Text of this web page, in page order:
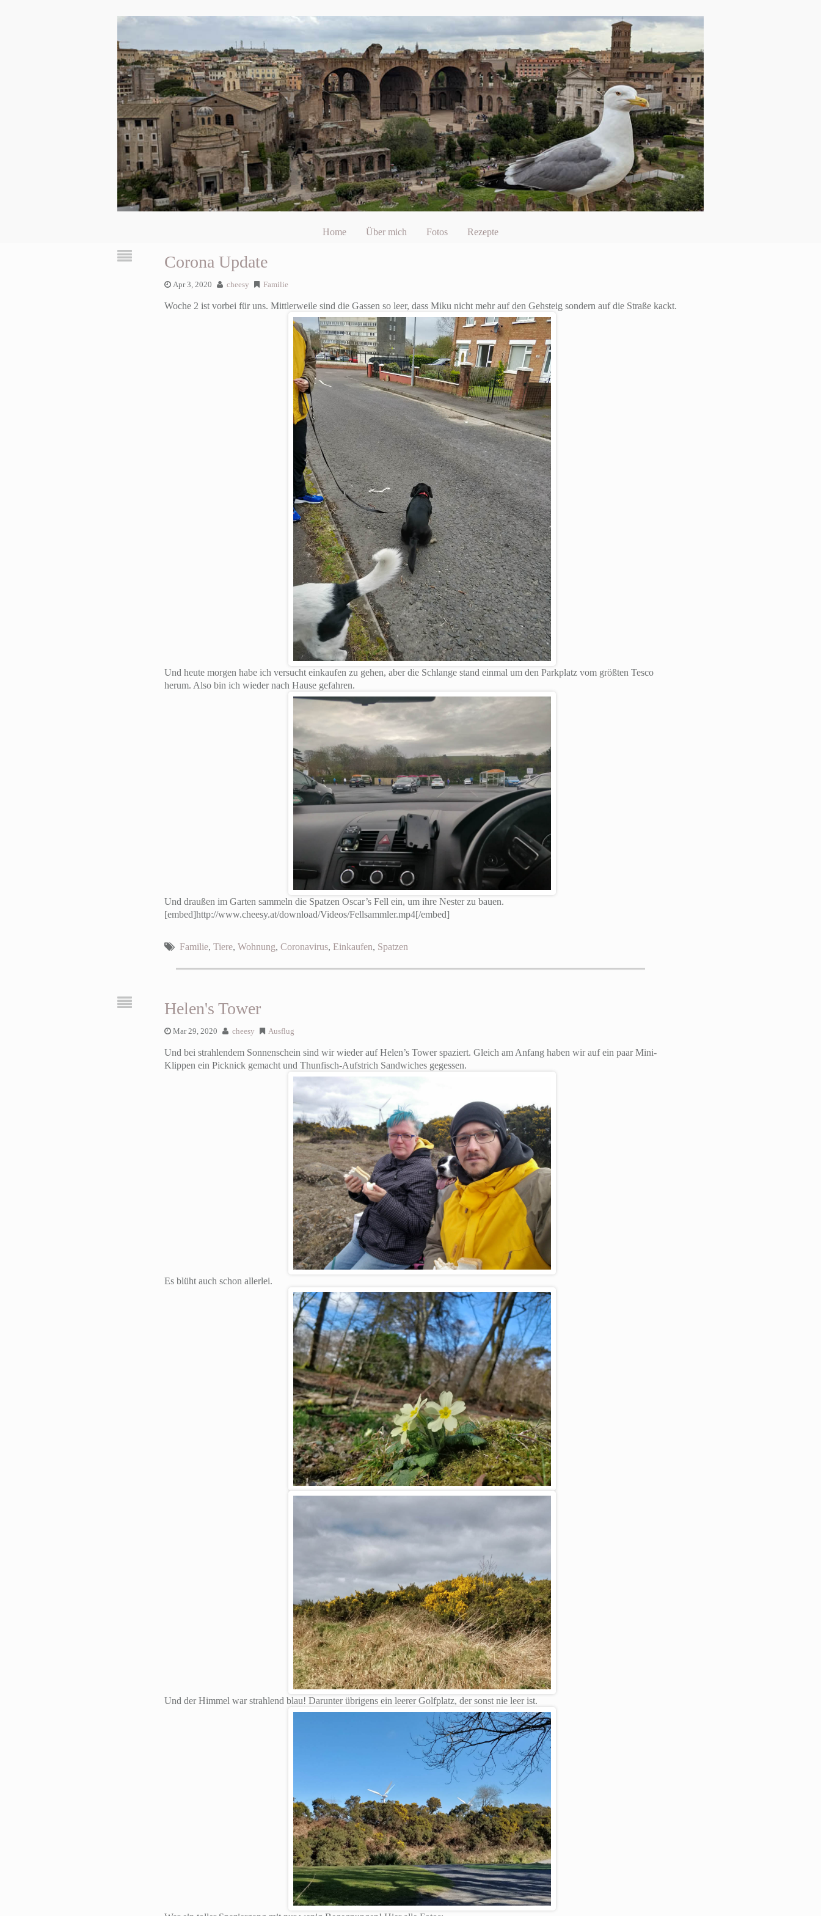
Home Über mich Fotos Rezepte
Corona Update
Apr 3, 2020 cheesy Familie
Woche 2 ist vorbei für uns. Mittlerweile sind die Gassen so leer, dass Miku nicht mehr auf den Gehsteig sondern auf die Straße kackt.
Und heute morgen habe ich versucht einkaufen zu gehen, aber die Schlange stand einmal um den Parkplatz vom größten Tesco
herum. Also bin ich wieder nach Hause gefahren.
Und draußen im Garten sammeln die Spatzen Oscar’s Fell ein, um ihre Nester zu bauen.
[embed]http://www.cheesy.at/download/Videos/Fellsammler.mp4[/embed]
Familie, Tiere, Wohnung, Coronavirus, Einkaufen, Spatzen
Helen's Tower
Mar 29, 2020 cheesy Ausflug
Und bei strahlendem Sonnenschein sind wir wieder auf Helen’s Tower spaziert. Gleich am Anfang haben wir auf ein paar Mini-
Klippen ein Picknick gemacht und Thunfisch-Aufstrich Sandwiches gegessen.
Es blüht auch schon allerlei.
Und der Himmel war strahlend blau! Darunter übrigens ein leerer Golfplatz, der sonst nie leer ist.